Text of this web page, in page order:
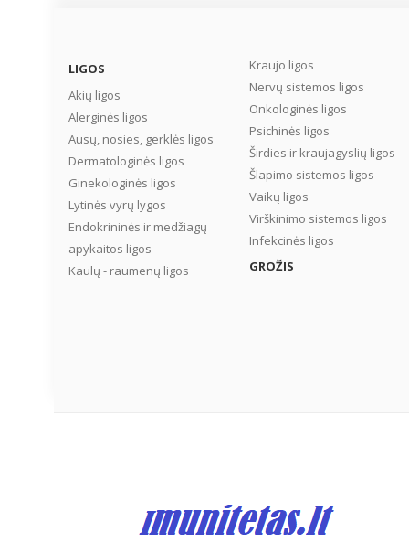
LIGOS
Akių ligos
Alerginės ligos
Ausų, nosies, gerklės ligos
Dermatologinės ligos
Ginekologinės ligos
Lytinės vyrų lygos
Endokrininės ir medžiagų
apykaitos ligos
Kaulų - raumenų ligos
Kraujo ligos
Nervų sistemos ligos
Onkologinės ligos
Psichinės ligos
Širdies ir kraujagyslių ligos
Šlapimo sistemos ligos
Vaikų ligos
Virškinimo sistemos ligos
Infekcinės ligos
GROŽIS